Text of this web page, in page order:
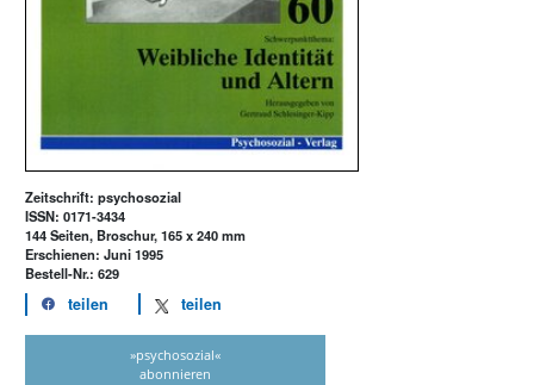
Zeitschrift: psychosozial
ISSN: 0171-3434
144 Seiten, Broschur, 165 x 240 mm
Erschienen: Juni 1995
Bestell-Nr.: 629
teilen teilen
»psychosozial«
abonnieren